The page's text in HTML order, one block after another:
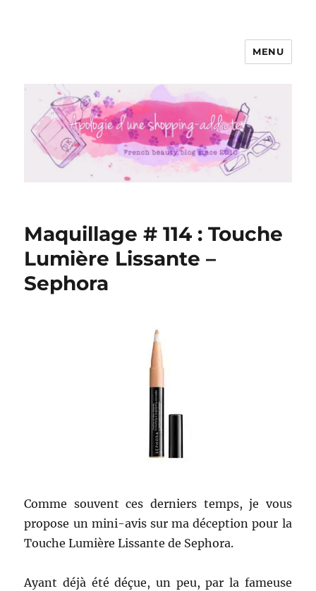
Apologie d'une Shopping-addicte
MENU
Maquillage # 114 : Touche
Lumière Lissante –
Sephora
Comme souvent ces derniers temps, je vous
propose un mini-avis sur ma déception pour la
Touche Lumière Lissante de Sephora.
Ayant déjà été déçue, un peu, par la fameuse